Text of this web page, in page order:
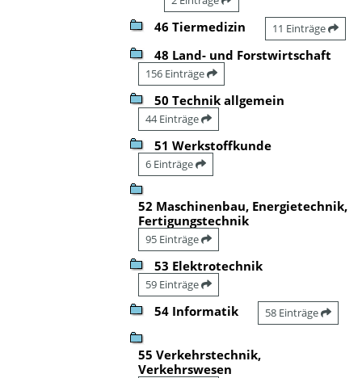
46 Tiermedizin 11 Einträge
48 Land- und Forstwirtschaft
156 Einträge
50 Technik allgemein
44 Einträge
51 Werkstoffkunde
6 Einträge
52 Maschinenbau, Energietechnik,
Fertigungstechnik
95 Einträge
53 Elektrotechnik
59 Einträge
54 Informatik 58 Einträge
55 Verkehrstechnik,
Verkehrswesen